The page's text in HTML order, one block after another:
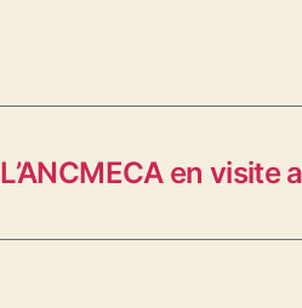
L’ANCMECA en visite